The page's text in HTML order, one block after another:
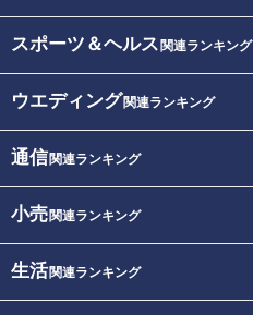
スポーツ＆ヘルス 関連ランキング
ウエディング関連ランキング
通信関連ランキング
小売関連ランキング
生活関連ランキング